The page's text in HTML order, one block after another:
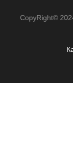
CopyRight©